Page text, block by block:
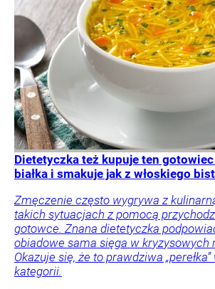
Dietetyczka też kupuje ten
białka i smakuje jak z włoskiego
Zmęczenie często wygrywa z
takich sytuacjach z pomocą
gotowce. Znana dietetyczka
obiadowe sama sięga w kryzysowych
Okazuje się, że to prawdziwa
kategorii.